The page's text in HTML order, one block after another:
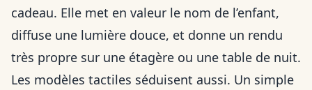
cadeau. Elle met en valeur le nom de l’enfant,
diffuse une lumière douce, et donne un rendu
très propre sur une étagère ou une table de nuit.
Les modèles tactiles séduisent aussi. Un simple